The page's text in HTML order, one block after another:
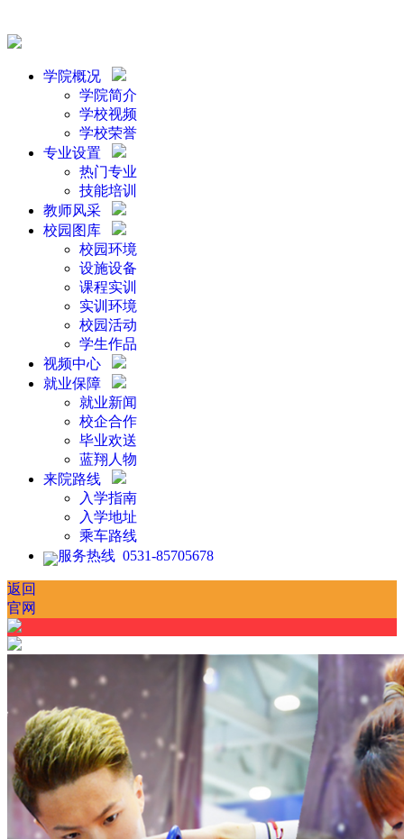
学院概况
学院简介
学校视频
学校荣誉
专业设置
热门专业
技能培训
教师风采
校园图库
校园环境
设施设备
课程实训
实训环境
校园活动
学生作品
视频中心
就业保障
就业新闻
校企合作
毕业欢送
蓝翔人物
来院路线
入学指南
入学地址
乘车路线
服务热线 0531-85705678
返回
官网